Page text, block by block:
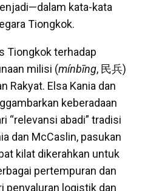
kata-kata
Tiongkok.
Tiongkok terhadap
milisi (mínbīng, 民兵)
Rakyat. Elsa Kania dan
keberadaan
“relevansi abadi” tradisi
dan McCaslin, pasukan
kilat dikerahkan untuk
pertempuran dan
penyaluran logistik dan